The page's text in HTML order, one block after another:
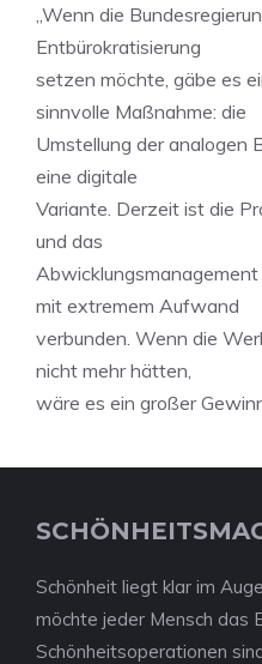
„Wenn die
Entbürokratisierung
setzen möchte, gäbe es
sinnvolle Maßnahme: die
Umstellung der analogen
eine digitale
Variante. Derzeit ist die
und das
mit extremem Aufwand
verbunden. Wenn die
nicht mehr hätten,
wäre es ein großer
Schönheit liegt klar im
möchte jeder Mensch das
Schönheitsoperationen